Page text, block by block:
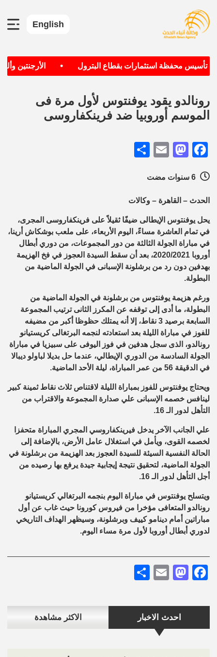
English
تأسيس محفظة استثمارات بقطاع البترول الأرجنتين
احدث الاخبار الاكثر مشاهدة
رونالدو يقود يوفنتوس لأول مرة فى
الموسم أوروبيا ضد فرينكفاروسى
Facebook
Mastodon
Email
الحدث – القاهرة – وكالات
يحل يوفنتوس الإيطالى ضيفًا ثقيلاً على فرينكفاروسى المجرى،
في تمام العاشرة مساءً، اليوم الأربعاء، على ملعب بوشكاش أرينا،
في مباراة الجولة الثالثة من دور المجموعات، من دوري أبطال
أوروبا 2020/2021، بعد أن سقط السيدة العجوز في فخ الهزيمة
بهدفين دون رد من برشلونة الإسبانى في الجولة الماضية من
البطولة.
ورغم هزيمة يوفنتوس من برشلونة في الجولة الماضية من
البطولة، ما أدى إلى توقفه عن المكرز الثانى ترتيب المجموعة
السابعة برصيد 3 نقاط، إلا أنه يمتلك حظوظا أكبر من مضيفه
للفوز في مباراة الليلة بعد استعادته لنجمه البرتغالى كريستيانو
رونالدو، الذى سجل هدفين في فوز اليوفى على سبيزيا في مباراة
الجولة السادسة من الدوري الإيطالي، عندما حل بديلا لباولو ديبالا
في الدقيقة 56 من عمر المباراة، ليلة الأحد الماضية.
ويحتاج يوفنتوس للفوز بمباراة الليلة لاقتناص ثلاث نقاط ثمينة كبير
لينافس خصمه الإسبانى علي صدارة المجموعة والاقتراب من
التأهل لدور الـ 16.
علي الجانب الآخر يدخل فيرينكفاروسي المجري المباراة متحفزا
لخصمه القوى، ويأمل في استغلال عامل الأرض، بالإضافة إلى
الحالة النفسية السيئة للسيدة العجوز بعد الهزيمة من برشلونة في
الجولة الماضية، لتحقيق نتيجة إيجابية جيدة يرفع بها رصيده من
أجل التأهل لدور الـ 16.
ويتسلح يوفنتوس في مباراة اليوم بنجمه البرتغالي كريستيانو
رونالدو المتعافى مؤخرا من فيروس كورونا حيث غاب عن أول
مباراتين أمام دينامو كييف وبرشلونة، وسيظهر الهداف التاريخي
لدوري أبطال أوروبا لأول مرة مساء اليوم.
Facebook
Mastodon
Email